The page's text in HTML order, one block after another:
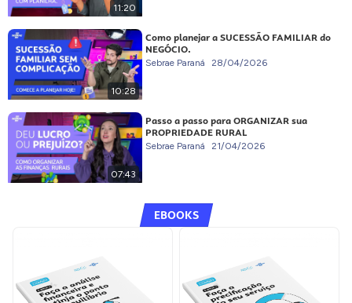
11:20
10:28
Como planejar a SUCESSÃO FAMILIAR do
NEGÓCIO.
Sebrae Paraná 28/04/2026
07:43
Passo a passo para ORGANIZAR sua
PROPRIEDADE RURAL
Sebrae Paraná 21/04/2026
EBOOKS